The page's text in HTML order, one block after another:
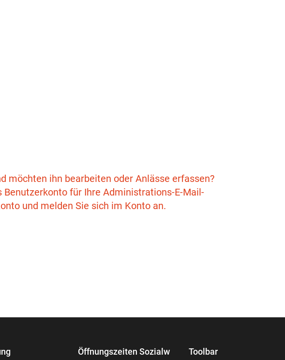
möchten ihn bearbeiten oder Anlässe erfassen?
Benutzerkonto für Ihre Administrations-E-Mail-
und melden Sie sich im Konto an.
Öffnungszeiten Sozialw
Toolbar